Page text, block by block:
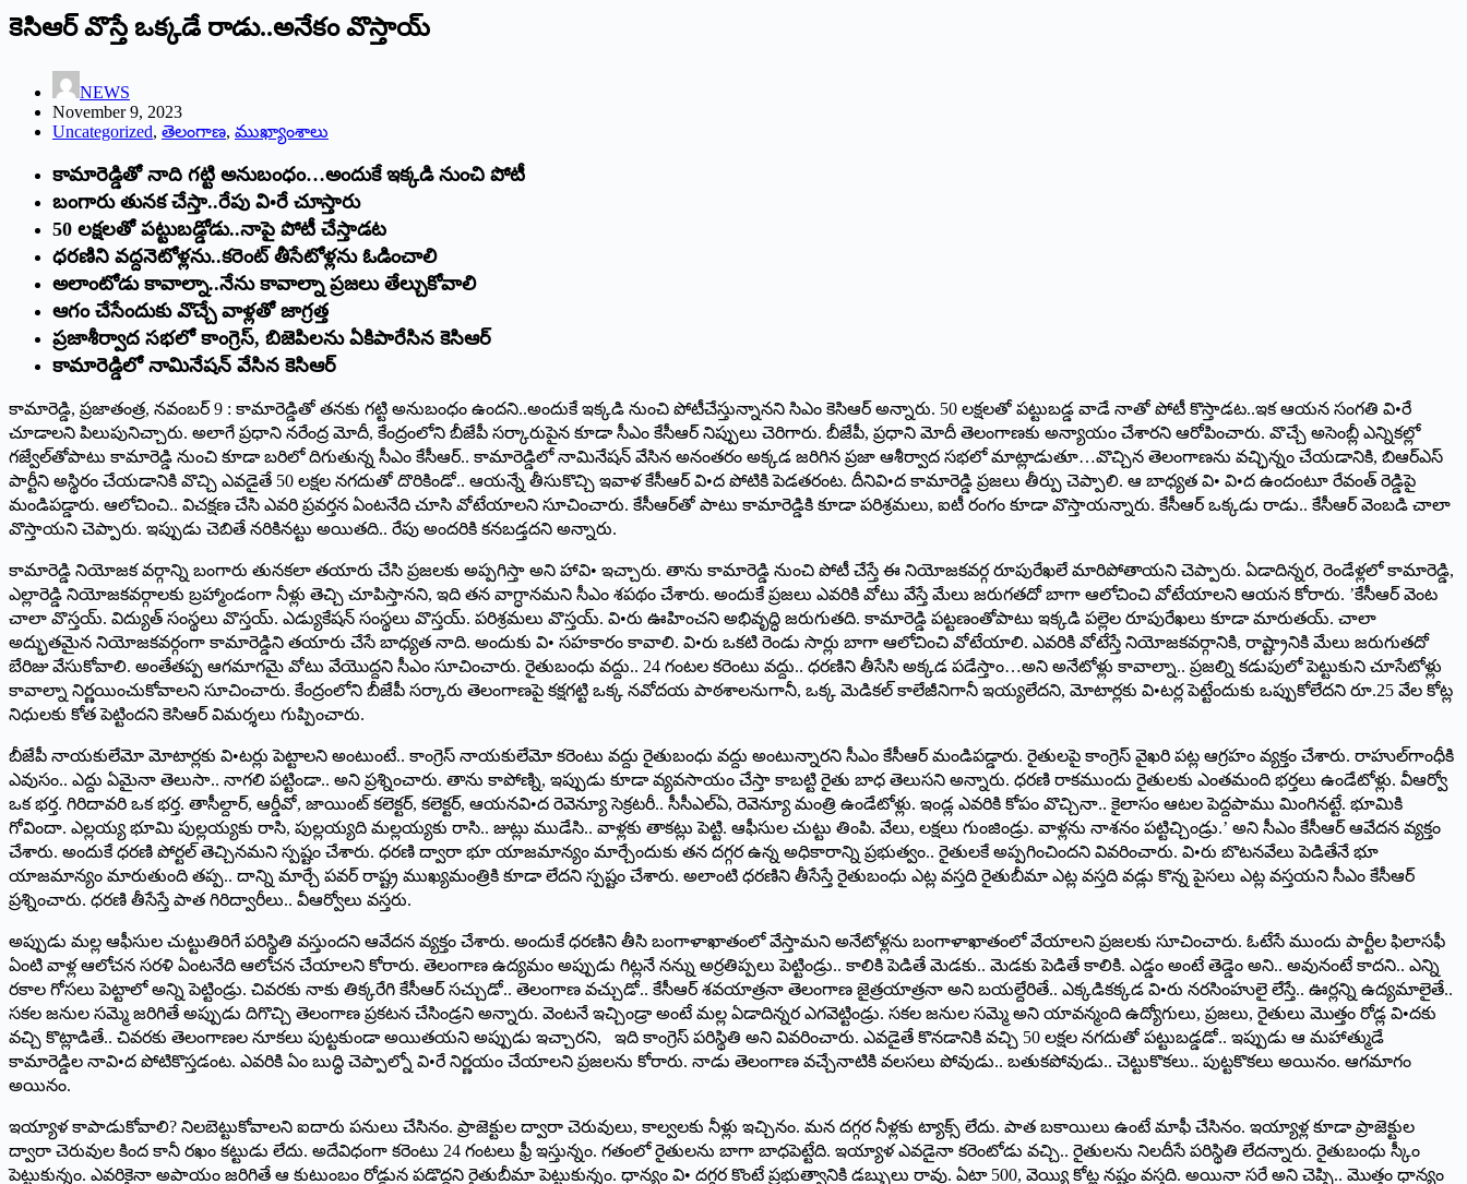
కెసిఆర్‌ ‌వొస్తే ఒక్కడే రాడు..అనేకం వొస్తాయ్‌
NEWS
November 9, 2023
Uncategorized, తెలంగాణ, ముఖ్యాంశాలు
‌కామారెడ్డితో నాది గట్టి అనుబంధం…అందుకే ఇక్కడి నుంచి పోటీ
బంగారు తునక చేస్తా..రేపు వి•రే చూస్తారు
50 లక్షలతో పట్టుబడ్డోడు..నాపై పోటీ చేస్తాడట
ధరణిని వద్దనెటోళ్లను..కరెంట్‌ ‌తీసేటోళ్లను ఓడించాలి
అలాంటోడు కావాల్నా..నేను కావాల్నా ప్రజలు తేల్చుకోవాలి
ఆగం చేసేందుకు వొచ్చే వాళ్లతో జాగ్రత్త
ప్రజాశీర్వాద సభలో కాంగ్రెస్‌, ‌బిజెపిలను ఏకిపారేసిన కెసిఆర్‌
‌కామారెడ్డిలో నామినేషన్‌ ‌వేసిన కెసిఆర్‌
‌కామారెడ్డి, ప్రజాతంత్ర, నవంబర్‌ 9 : ‌కామారెడ్డితో తనకు గట్టి అనుబంధం ఉందని..అందుకే ఇక్కడి నుంచి పోటీచేస్తున్నానని సిఎం కెసిఆర్‌ అన్నారు. 50 లక్షలతో పట్టుబడ్డ వాడే నాతో పోటీ కొస్తాడట..ఇక ఆయన సంగతి వి•రే
చూడాలని పిలుపునిచ్చారు. అలాగే ప్రధాని నరేంద్ర మోదీ, కేంద్రంలోని బీజేపీ సర్కారుపైన కూడా సీఎం కేసీఆర్‌ ‌నిప్పులు చెరిగారు. బీజేపీ, ప్రధాని మోదీ తెలంగాణకు అన్యాయం చేశారని ఆరోపించారు. వొచ్చే అసెంబ్లీ ఎన్నికల్లో
గజ్వేల్‌తోపాటు కామారెడ్డి నుంచి కూడా బరిలో దిగుతున్న సీఎం కేసీఆర్‌.. ‌కామారెడ్డిలో నామినేషన్‌ ‌వేసిన అనంతరం అక్కడ జరిగిన ప్రజా ఆశీర్వాద సభలో మాట్లాడుతూ…వొచ్చిన తెలంగాణను వచ్ఛిన్నం చేయడానికి, బిఆర్‌ఎస్‌
‌పార్టీని అస్థిరం చేయడానికి వొచ్చి ఎవడైతే 50 లక్షల నగదుతో దొరికిండో.. ఆయన్నే తీసుకొచ్చి ఇవాళ కేసీఆర్‌ ‌వి•ద పోటికి పెడతరంట. దీనివి•ద కామారెడ్డి ప్రజలు తీర్పు చెప్పాలి. ఆ బాధ్యత వి• వి•ద ఉందంటూ రేవంత్‌ ‌రెడ్డిపై
మండిపడ్డారు. ఆలోచించి.. విచక్షణ చేసి ఎవరి ప్రవర్తన ఏంటనేది చూసి వోటేయాలని సూచించారు. కేసీఆర్‌తో పాటు కామారెడ్డికి కూడా పరిశ్రమలు, ఐటీ రంగం కూడా వొస్తాయన్నారు. కేసీఆర్‌ ఒక్కడు రాడు.. కేసీఆర్‌ ‌వెంబడి చాలా
వొస్తాయని చెప్పారు. ఇప్పుడు చెబితే నరికినట్టు అయితది.. రేపు అందరికి కనబడ్తదని అన్నారు.
కామారెడ్డి నియోజక వర్గాన్ని బంగారు తునకలా తయారు చేసి ప్రజలకు అప్పగిస్తా అని హావి• ఇచ్చారు. తాను కామారెడ్డి నుంచి పోటీ చేస్తే ఈ నియోజకవర్గ రూపురేఖలే మారిపోతాయని చెప్పారు. ఏడాదిన్నర, రెండేళ్లలో కామారెడ్డి,
ఎల్లారెడ్డి నియోజకవర్గాలకు బ్రహ్మాండంగా నీళ్లు తెచ్చి చూపిస్తానని, ఇది తన వాగ్ధానమని సీఎం శపథం చేశారు. అందుకే ప్రజలు ఎవరికి వోటు వేస్తే మేలు జరుగతదో బాగా ఆలోచించి వోటేయాలని ఆయన కోరారు. ’కేసీఆర్‌ ‌వెంట
చాలా వొస్తయ్‌. ‌విద్యుత్‌ ‌సంస్థలు వొస్తయ్‌. ఎడ్యుకేషన్‌ ‌సంస్థలు వొస్తయ్‌. ‌పరిశ్రమలు వొస్తయ్‌. ‌వి•రు ఊహించని అభివృద్ధి జరుగుతది. కామారెడ్డి పట్టణంతోపాటు ఇక్కడి పల్లెల రూపురేఖలు కూడా మారుతయ్‌. ‌చాలా
అద్భుతమైన నియోజకవర్గంగా కామారెడ్డిని తయారు చేసే బాధ్యత నాది. అందుకు వి• సహకారం కావాలి. వి•రు ఒకటి రెండు సార్లు బాగా ఆలోచించి వోటేయాలి. ఎవరికి వోటేస్తే నియోజకవర్గానికి, రాష్ట్రానికి మేలు జరుగుతదో
బేరిజు వేసుకోవాలి. అంతేతప్ప ఆగమాగమై వోటు వేయొద్దని సీఎం సూచించారు. రైతుబంధు వద్దు.. 24 గంటల కరెంటు వద్దు.. ధరణిని తీసేసి అక్కడ పడేస్తాం…అని అనేటోళ్లు కావాల్నా.. ప్రజల్ని కడుపులో పెట్టుకుని చూసేటోళ్లు
కావాల్నా నిర్ణయించుకోవాలని సూచించారు. కేంద్రంలోని బీజేపీ సర్కారు తెలంగాణపై కక్షగట్టి ఒక్క నవోదయ పాఠశాలనుగానీ, ఒక్క మెడికల్‌ ‌కాలేజీనిగానీ ఇయ్యలేదని, మోటార్లకు వి•టర్ల పెట్టేందుకు ఒప్పుకోలేదని రూ.25 వేల కోట్ల
నిధులకు కోత పెట్టిందని కెసిఆర్‌ ‌విమర్శలు గుప్పించారు.
బీజేపీ నాయకులేమో మోటార్లకు వి•టర్లు పెట్టాలని అంటుంటే.. కాంగ్రెస్‌ ‌నాయకులేమో కరెంటు వద్దు రైతుబంధు వద్దు అంటున్నారని సీఎం కేసీఆర్‌ ‌మండిపడ్డారు. రైతులపై కాంగ్రెస్‌ ‌వైఖరి పట్ల ఆగ్రహం వ్యక్తం చేశారు. రాహుల్‌గాంధీకి
ఎవుసం.. ఎద్దు ఏమైనా తెలుసా.. నాగలి పట్టిండా.. అని ప్రశ్నించారు. తాను కాపోణ్ని, ఇప్పుడు కూడా వ్యవసాయం చేస్తా కాబట్టి రైతు బాధ తెలుసని అన్నారు. ధరణి రాకముందు రైతులకు ఎంతమంది భర్తలు ఉండేటోళ్లు. వీఆర్వో
ఒక భర్త. గిరిదావరి ఒక భర్త. తాసీల్దార్‌, ఆర్డీవో, జాయింట్‌ ‌కలెక్టర్‌, ‌కలెక్టర్‌, ఆయనవి•ద రెవెన్యూ సెక్రటరీ.. సీసీఎల్‌ఏ, ‌రెవెన్యూ మంత్రి ఉండేటోళ్లు. ఇండ్ల ఎవరికి కోపం వొచ్చినా.. కైలాసం ఆటల పెద్దపాము మింగినట్టే. భూమికి
గోవిందా. ఎల్లయ్య భూమి పుల్లయ్యకు రాసి, పుల్లయ్యది మల్లయ్యకు రాసి.. జుట్లు ముడేసి.. వాళ్లకు తాకట్లు పెట్టి. ఆఫీసుల చుట్టు తింపి. వేలు, లక్షలు గుంజిండ్రు. వాళ్లను నాశనం పట్టిచ్చిండ్రు.’ అని సీఎం కేసీఆర్‌ ఆవేదన వ్యక్తం
చేశారు. అందుకే ధరణి పోర్టల్‌ ‌తెచ్చినమని స్పష్టం చేశారు. ధరణి ద్వారా భూ యాజమాన్యం మార్చేందుకు తన దగ్గర ఉన్న అధికారాన్ని ప్రభుత్వం.. రైతులకే అప్పగించిందని వివరించారు. వి•రు బొటనవేలు పెడితేనే భూ
యాజమాన్యం మారుతుంది తప్ప.. దాన్ని మార్చే పవర్‌ ‌రాష్ట్ర ముఖ్యమంత్రికి కూడా లేదని స్పష్టం చేశారు. అలాంటి ధరణిని తీసేస్తే రైతుబంధు ఎట్ల వస్తది రైతుబీమా ఎట్ల వస్తది వడ్లు కొన్న పైసలు ఎట్ల వస్తయని సీఎం కేసీఆర్‌
‌ప్రశ్నించారు. ధరణి తీసేస్తే పాత గిరిద్వారీలు.. వీఆర్వోలు వస్తరు.
అప్పుడు మల్ల ఆఫీసుల చుట్టుతిరిగే పరిస్థితి వస్తుందని ఆవేదన వ్యక్తం చేశారు. అందుకే ధరణిని తీసి బంగాళాఖాతంలో వేస్తామని అనేటోళ్లను బంగాళాఖాతంలో వేయాలని ప్రజలకు సూచించారు. ఓటేసే ముందు పార్టీల ఫిలాసఫీ
ఏంటి వాళ్ల ఆలోచన సరళి ఏంటనేది ఆలోచన చేయాలని కోరారు. తెలంగాణ ఉద్యమం అప్పుడు గిట్లనే నన్ను అర్రతిప్పలు పెట్టిండ్రు.. కాలికి పెడితే మెడకు.. మెడకు పెడితే కాలికి. ఎడ్డం అంటే తెడ్డెం అని.. అవునంటే కాదని.. ఎన్ని
రకాల గోసలు పెట్టాలో అన్ని పెట్టిండ్రు. చివరకు నాకు తిక్కరేగి కేసీఆర్‌ ‌సచ్చుడో.. తెలంగాణ వచ్చుడో.. కేసీఆర్‌ ‌శవయాత్రనా తెలంగాణ జైత్రయాత్రనా అని బయల్దేరితే.. ఎక్కడికక్కడ వి•రు నరసింహులై లేస్తే.. ఊర్లన్ని ఉద్యమాలైతే..
సకల జనుల సమ్మె జరిగితే అప్పుడు దిగొచ్చి తెలంగాణ ప్రకటన చేసిండ్రని అన్నారు. వెంటనే ఇచ్చిండ్రా అంటే మల్ల ఏడాదిన్నర ఎగవెట్టిండ్రు. సకల జనుల సమ్మె అని యావన్మంది ఉద్యోగులు, ప్రజలు, రైతులు మొత్తం రోడ్ల వి•దకు
వచ్చి కొట్లాడితే.. చివరకు తెలంగాణల నూకలు పుట్టకుండా అయితయని అప్పుడు ఇచ్చారని, ఇది కాంగ్రెస్‌ ‌పరిస్థితి అని వివరించారు. ఎవడైతే కొనడానికి వచ్చి 50 లక్షల నగదుతో పట్టుబడ్డడో.. ఇప్పుడు ఆ మహాత్ముడే
కామారెడ్డిల నావి•ద పోటికొస్తడంట. ఎవరికి ఏం బుద్ధి చెప్పాల్నో వి•రే నిర్ణయం చేయాలని ప్రజలను కోరారు. నాడు తెలంగాణ వచ్చేనాటికి వలసలు పోవుడు.. బతుకపోవుడు.. చెట్టుకొకలు.. పుట్టకొకలు అయినం. ఆగమాగం
అయినం.
ఇయ్యాళ కాపాడుకోవాలి? నిలబెట్టుకోవాలని ఐదారు పనులు చేసినం. ప్రాజెక్టుల ద్వారా చెరువులు, కాల్వలకు నీళ్లు ఇచ్చినం. మన దగ్గర నీళ్లకు ట్యాక్స్ ‌లేదు. పాత బకాయిలు ఉంటే మాఫీ చేసినం. ఇయ్యాళ్ల కూడా ప్రాజెక్టుల
ద్వారా చెరువుల కింద కానీ రఖం కట్టుడు లేదు. అదేవిధంగా కరెంటు 24 గంటలు ఫ్రీ ఇస్తున్నం. గతంలో రైతులను బాగా బాధపెట్టేది. ఇయ్యాళ ఎవడైనా కరెంటోడు వచ్చి.. రైతులను నిలదీసే పరిస్థితి లేదన్నారు. రైతుబంధు స్కీం
పెట్టుకున్నం. ఎవరికైనా అపాయం జరిగితే ఆ కుటుంబం రోడ్డున పడొద్దని రైతుబీమా పెట్టుకున్నం. ధాన్యం వి• దగ్గర కొంటే ప్రభుత్వానికి డబ్బులు రావు. ఏటా 500, వెయ్యి కోట్ల నష్టం వస్తది. అయినా సరే అని చెప్పి.. మొత్తం ధాన్యం